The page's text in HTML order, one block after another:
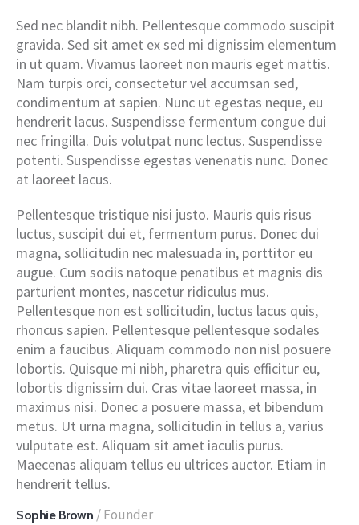
Sed nec blandit nibh. Pellentesque commodo suscipit
gravida. Sed sit amet ex sed mi dignissim elementum
in ut quam. Vivamus laoreet non mauris eget mattis.
Nam turpis orci, consectetur vel accumsan sed,
condimentum at sapien. Nunc ut egestas neque, eu
hendrerit lacus. Suspendisse fermentum congue dui
nec fringilla. Duis volutpat nunc lectus. Suspendisse
potenti. Suspendisse egestas venenatis nunc. Donec
at laoreet lacus.
Pellentesque tristique nisi justo. Mauris quis risus
luctus, suscipit dui et, fermentum purus. Donec dui
magna, sollicitudin nec malesuada in, porttitor eu
augue. Cum sociis natoque penatibus et magnis dis
parturient montes, nascetur ridiculus mus.
Pellentesque non est sollicitudin, luctus lacus quis,
rhoncus sapien. Pellentesque pellentesque sodales
enim a faucibus. Aliquam commodo non nisl posuere
lobortis. Quisque mi nibh, pharetra quis efficitur eu,
lobortis dignissim dui. Cras vitae laoreet massa, in
maximus nisi. Donec a posuere massa, et bibendum
metus. Ut urna magna, sollicitudin in tellus a, varius
vulputate est. Aliquam sit amet iaculis purus.
Maecenas aliquam tellus eu ultrices auctor. Etiam in
hendrerit tellus.
Sophie Brown / Founder